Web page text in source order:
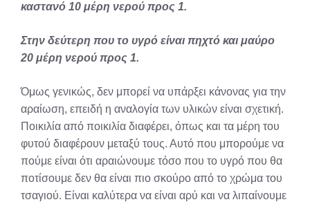
καστανό 10 μέρη νερού προς 1.
Στην δεύτερη που το υγρό είναι πηχτό και μαύρο
20 μέρη νερού προς 1.
Όμως γενικώς, δεν μπορεί να υπάρξει κάνονας για την
αραίωση, επειδή η αναλογία των υλικών είναι σχετική.
Ποικιλία από ποικιλία διαφέρει, όπως και τα μέρη του
φυτού διαφέρουν μεταξύ τους. Αυτό που μπορούμε να
πούμε είναι ότι αραιώνουμε τόσο που το υγρό που θα
ποτίσουμε δεν θα είναι πιο σκούρο από το χρώμα του
τσαγιού. Είναι καλύτερα να είναι αρύ και να λιπαίνουμε